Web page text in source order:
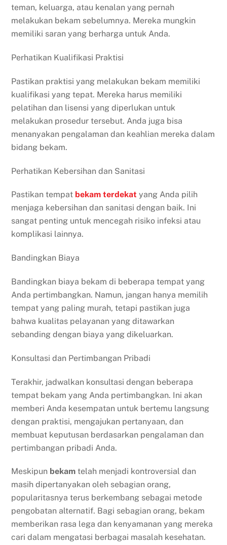
teman, keluarga, atau kenalan yang pernah
melakukan bekam sebelumnya. Mereka mungkin
memiliki saran yang berharga untuk Anda.
Perhatikan Kualifikasi Praktisi
Pastikan praktisi yang melakukan bekam memiliki
kualifikasi yang tepat. Mereka harus memiliki
pelatihan dan lisensi yang diperlukan untuk
melakukan prosedur tersebut. Anda juga bisa
menanyakan pengalaman dan keahlian mereka dalam
bidang bekam.
Perhatikan Kebersihan dan Sanitasi
Pastikan tempat bekamterdekat yang Anda pilih
menjaga kebersihan dan sanitasi dengan baik. Ini
sangat penting untuk mencegah risiko infeksi atau
komplikasi lainnya.
Bandingkan Biaya
Bandingkan biaya bekam di beberapa tempat yang
Anda pertimbangkan. Namun, jangan hanya memilih
tempat yang paling murah, tetapi pastikan juga
bahwa kualitas pelayanan yang ditawarkan
sebanding dengan biaya yang dikeluarkan.
Konsultasi dan Pertimbangan Pribadi
Terakhir, jadwalkan konsultasi dengan beberapa
tempat bekam yang Anda pertimbangkan. Ini akan
memberi Anda kesempatan untuk bertemu langsung
dengan praktisi, mengajukan pertanyaan, dan
membuat keputusan berdasarkan pengalaman dan
pertimbangan pribadi Anda.
Meskipun bekam telah menjadi kontroversial dan
masih dipertanyakan oleh sebagian orang,
popularitasnya terus berkembang sebagai metode
pengobatan alternatif. Bagi sebagian orang, bekam
memberikan rasa lega dan kenyamanan yang mereka
cari dalam mengatasi berbagai masalah kesehatan.